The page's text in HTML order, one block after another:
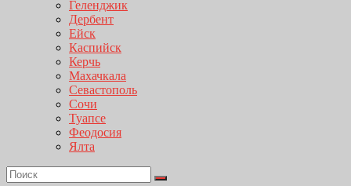
Геленджик
Дербент
Ейск
Каспийск
Керчь
Махачкала
Севастополь
Сочи
Туапсе
Феодосия
Ялта